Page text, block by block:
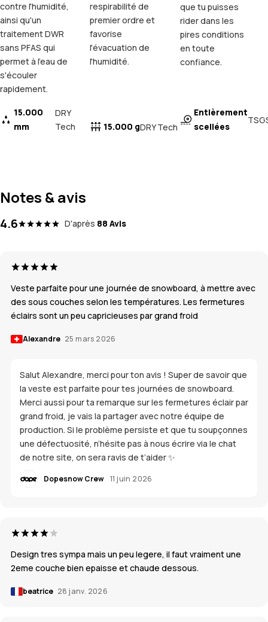
contre l'humidité,
ainsi qu'un
traitement DWR
sans PFAS qui
permet à l'eau de
s'écouler
rapidement.
15.000
mm
DRY
Tech
respirabilité de
premier ordre et
favorise
l'évacuation de
l'humidité.
15.000 gDRY Tech
que tu puisses
rider dans les
pires conditions
en toute
confiance.
Entièrement
scellées
Notes & avis
4.6 D'après 88 Avis
Veste parfaite pour une journée de snowboard, à mettre avec
des sous couches selon les températures. Les fermetures
éclairs sont un peu capricieuses par grand froid
Alexandre 25 mars 2026
Salut Alexandre, merci pour ton avis ! Super de savoir que
la veste est parfaite pour tes journées de snowboard.
Merci aussi pour ta remarque sur les fermetures éclair par
grand froid, je vais la partager avec notre équipe de
production. Si le problème persiste et que tu soupçonnes
une défectuosité, n’hésite pas à nous écrire via le chat
de notre site, on sera ravis de t’aider ✨
Dopesnow Crew 11 juin 2026
Design tres sympa mais un peu legere, il faut vraiment une
2eme couche bien epaisse et chaude dessous.
beatrice 28 janv. 2026